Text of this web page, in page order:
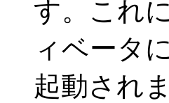
す。これ
ィベータ
起動されま